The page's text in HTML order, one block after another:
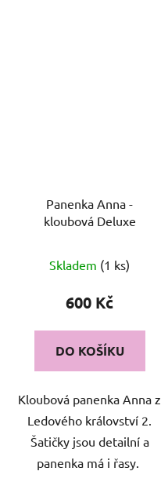
Panenka Anna -
kloubová Deluxe
Skladem (1 ks)
600 Kč
DO KOŠÍKU
Kloubová panenka Anna z
Ledového království 2.
Šatičky jsou detailní a
panenka má i řasy.